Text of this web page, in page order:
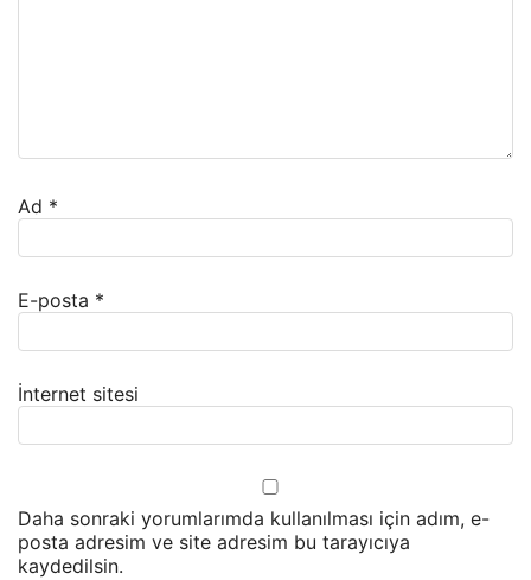
Ad *
E-posta *
İnternet sitesi
Daha sonraki yorumlarımda kullanılması için adım, e-
posta adresim ve site adresim bu tarayıcıya
kaydedilsin.